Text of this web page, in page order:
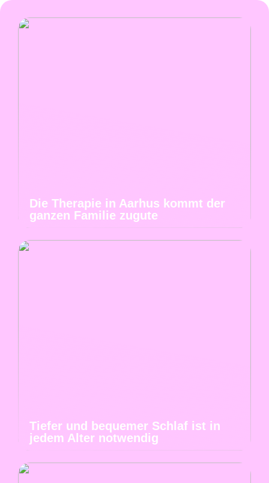
Die Therapie in Aarhus kommt der
ganzen Familie zugute
Tiefer und bequemer Schlaf ist in
jedem Alter notwendig